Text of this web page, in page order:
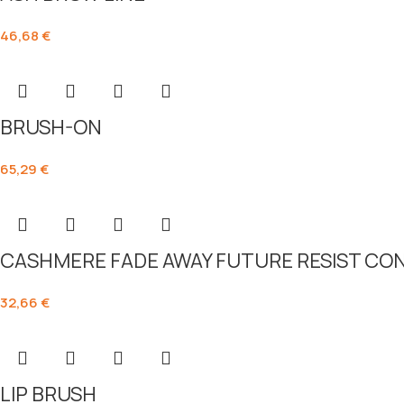
46,68€
BRUSH-ON
65,29€
CASHMERE FADE AWAY FUTURE RESIST
32,66€
LIP BRUSH